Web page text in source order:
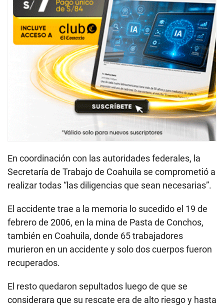
En coordinación con las autoridades federales, la
Secretaría de Trabajo de Coahuila se comprometió a
realizar todas “las diligencias que sean necesarias”.
El accidente trae a la memoria lo sucedido el 19 de
febrero de 2006, en la mina de Pasta de Conchos,
también en Coahuila, donde 65 trabajadores
murieron en un accidente y solo dos cuerpos fueron
recuperados.
El resto quedaron sepultados luego de que se
considerara que su rescate era de alto riesgo y hasta